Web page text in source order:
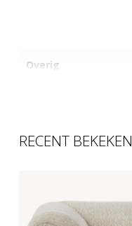
Overig
RECENT BEKEKEN